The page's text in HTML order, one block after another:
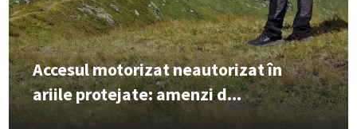
Accesul motorizat neautorizat în
ariile protejate: amenzi d...